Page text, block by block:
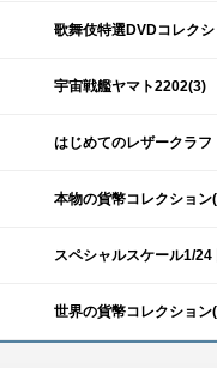
歌舞伎特選DVDコレク
宇宙戦艦ヤマト2202(3)
はじめてのレザークラフ
本物の貨幣コレクション
スペシャルスケール1/
世界の貨幣コレクション